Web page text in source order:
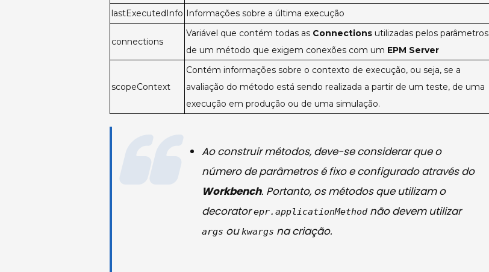
lastExecutedInfo Informações sobre a última execução
connections
Variável que contém todas as Connections utilizadas pelos parâmetros
de um método que exigem conexões com um EPM Server
scopeContext
Contém informações sobre o contexto de execução, ou seja, se a
avaliação do método está sendo realizada a partir de um teste, de uma
execução em produção ou de uma simulação.
Ao construir métodos, deve-se considerar que o
número de parâmetros é fixo e configurado através do
Workbench. Portanto, os métodos que utilizam o
decorator epr.applicationMethod não devem utilizar
args oukwargs na criação.